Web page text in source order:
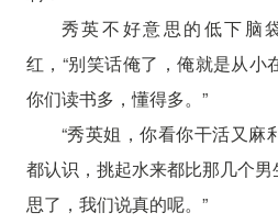
秀英不好意思的低下脑
红，“别笑话俺了，俺就是从小
你们读书多，懂得多。”
“秀英姐，你看你干活又麻
都认识，挑起水来都比那几个
思了，我们说真的呢。”